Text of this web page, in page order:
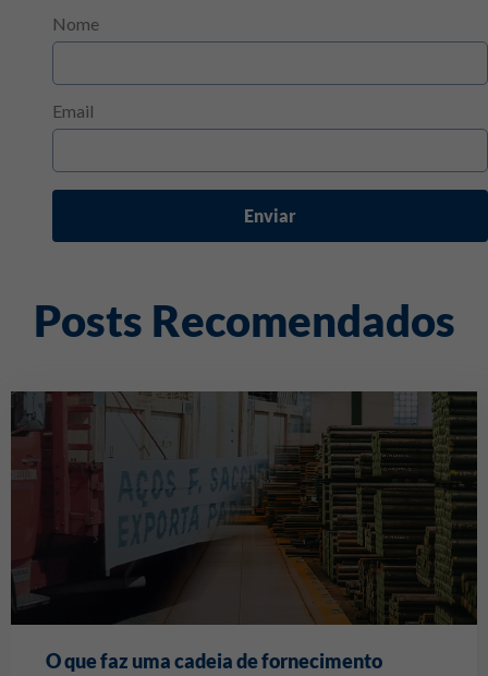
Nome
Email
Enviar
Posts Recomendados
O que faz uma cadeia de fornecimento